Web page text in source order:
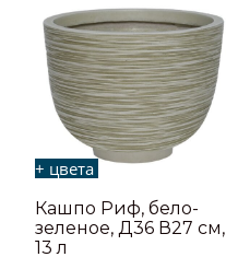
+ цвета
Кашпо Риф, бело-
зеленое, Д36 В27 см,
13 л